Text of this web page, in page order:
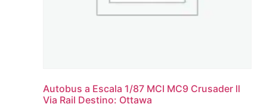
Autobus a Escala 1/87 MCI MC9 Crusader ll
Via Rail Destino: Ottawa